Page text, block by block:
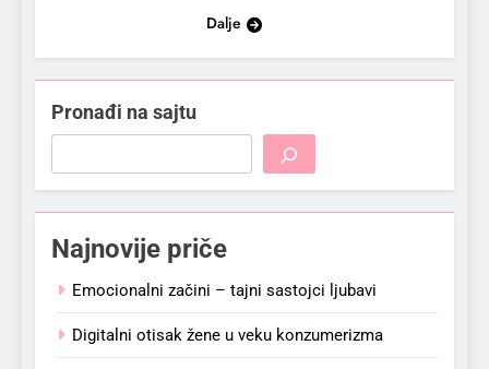
Dalje
Pronađi na sajtu
Najnovije priče
Emocionalni začini – tajni sastojci ljubavi
Digitalni otisak žene u veku konzumerizma